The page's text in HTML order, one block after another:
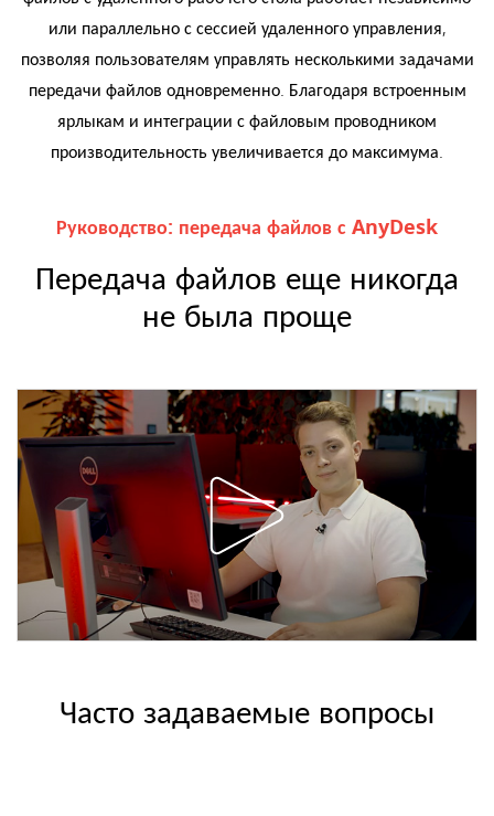
или параллельно с сессией удаленного управления,
позволяя пользователям управлять несколькими задачами
передачи файлов одновременно. Благодаря встроенным
ярлыкам и интеграции с файловым проводником
производительность увеличивается до максимума.
Руководство: передача файлов с AnyDesk
Передача файлов еще никогда
не была проще
Часто задаваемые вопросы